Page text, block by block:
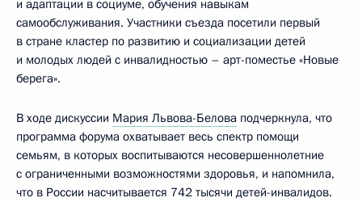
и адаптации в социуме, обучения навыкам
самообслуживания. Участники съезда посетили первый
в стране кластер по развитию и социализации детей
и молодых людей с инвалидностью – арт-поместье «Новые
берега».
В ходе дискуссии Мария Львова-Белова подчеркнула, что
программа форума охватывает весь спектр помощи
семьям, в которых воспитываются несовершеннолетние
с ограниченными возможностями здоровья, и напомнила,
что в России насчитывается 742 тысячи детей-инвалидов.